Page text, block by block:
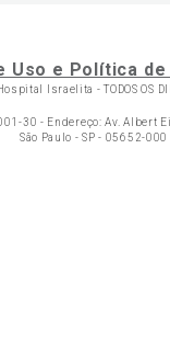
Uso e Política
Israelita -TODOS OS
30 - Endereço: Av. Albert
São Paulo - SP - 05652-000